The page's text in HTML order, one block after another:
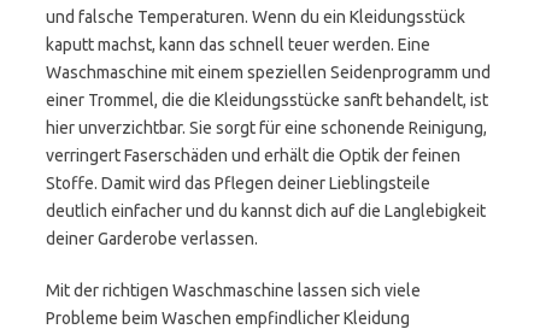
und falsche Temperaturen. Wenn du ein Kleidungsstück
kaputt machst, kann das schnell teuer werden. Eine
Waschmaschine mit einem speziellen Seidenprogramm und
einer Trommel, die die Kleidungsstücke sanft behandelt, ist
hier unverzichtbar. Sie sorgt für eine schonende Reinigung,
verringert Faserschäden und erhält die Optik der feinen
Stoffe. Damit wird das Pflegen deiner Lieblingsteile
deutlich einfacher und du kannst dich auf die Langlebigkeit
deiner Garderobe verlassen.
Mit der richtigen Waschmaschine lassen sich viele
Probleme beim Waschen empfindlicher Kleidung